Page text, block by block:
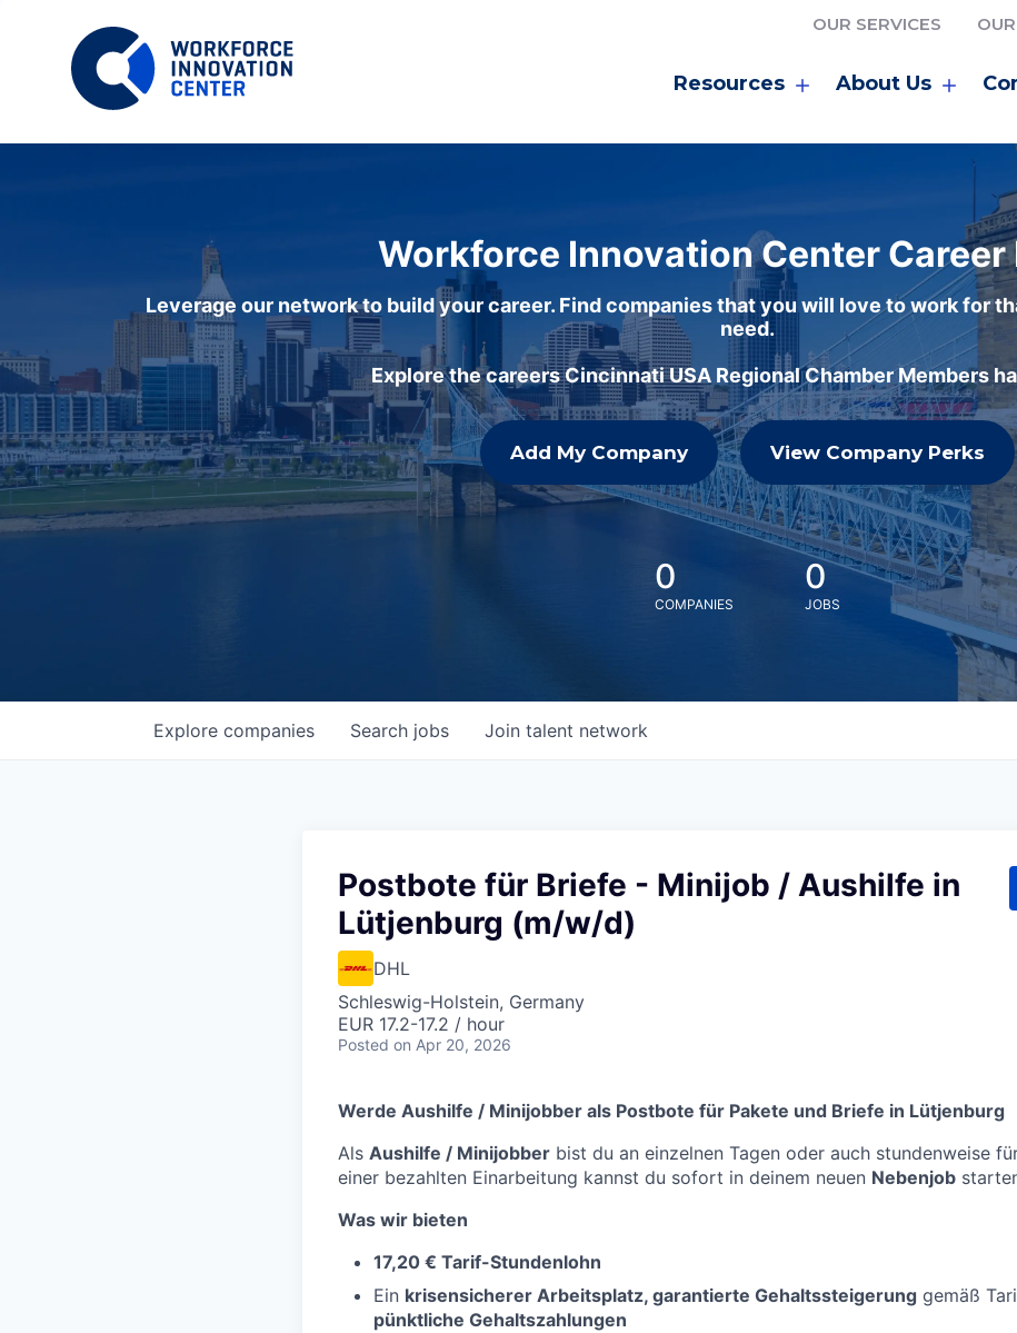
OUR SERVICES
Resources About Us
Workforce Innovation Center Career
Leverage our network to build your career. Find companies that you will love to work for
need.
Explore the careers Cincinnati USA Regional Chamber Members
Add My Company View Company Perks
0
COMPANIES
0
JOBS
Search jobs
Explore companies Join talent network
Postbote für Briefe - Minijob / Aushilfe in
Lütjenburg (m/w/d)
DHL
Schleswig-Holstein, Germany
EUR 17.2-17.2 / hour
Posted on Apr 20, 2026
Werde Aushilfe / Minijobber als Postbote für Pakete und Briefe in Lütjenburg
Als Aushilfe / Minijobber bist du an einzelnen Tagen oder auch stundenweise
einer bezahlten Einarbeitung kannst du sofort in deinem neuen Nebenjob
Was wir bieten
17,20 € Tarif-Stundenlohn
Ein krisensicherer Arbeitsplatz, garantierte Gehaltssteigerung gemäß
pünktliche Gehaltszahlungen